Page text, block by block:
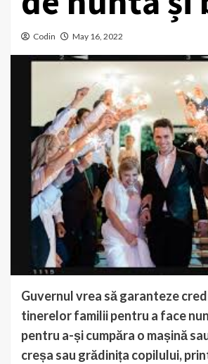
Codin May 16, 2022
Guvernul vrea să garanteze
tinerelor familii pentru a face
pentru a-și cumpăra o mașină
creșa sau grădinița copilului,